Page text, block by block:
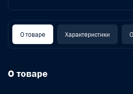
О товаре Характеристики
О товаре